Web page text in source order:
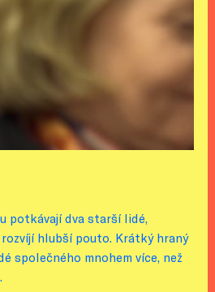
potkávají dva starší lidé,
hlubší pouto. Krátký hraný
společného mnohem více, než